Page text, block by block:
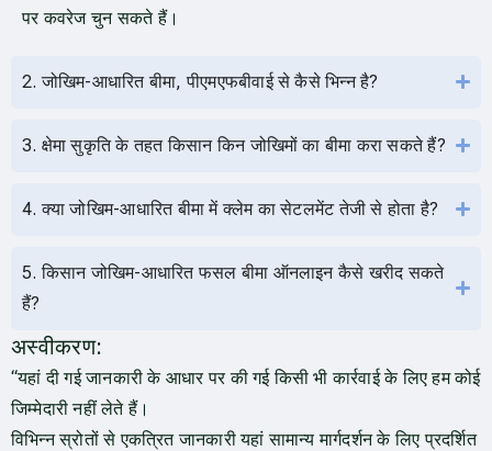
पर कवरेज चुन सकते हैं।
2. जोखिम-आधारित बीमा, पीएमएफबीवाई से कैसे भिन्न है?
3. क्षेमा सुकृति के तहत किसान किन जोखिमों का बीमा करा सकते हैं?
4. क्या जोखिम-आधारित बीमा में क्लेम का सेटलमेंट तेजी से होता है?
5. किसान जोखिम-आधारित फसल बीमा ऑनलाइन कैसे खरीद सकते
हैं?
अस्वीकरण:
“यहां दी गई जानकारी के आधार पर की गई किसी भी कार्रवाई के लिए हम कोई
जिम्मेदारी नहीं लेते हैं।
विभिन्न स्रोतों से एकत्रित जानकारी यहां सामान्य मार्गदर्शन के लिए प्रदर्शित